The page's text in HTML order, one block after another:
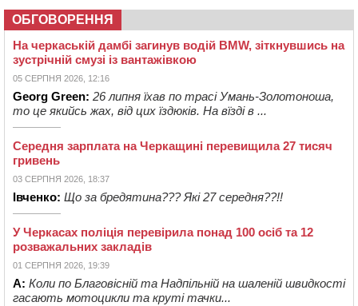
ОБГОВОРЕННЯ
На черкаській дамбі загинув водій BMW, зіткнувшись на
зустрічній смузі із вантажівкою
05 СЕРПНЯ 2026, 12:16
Georg Green: 26 липня їхав по трасі Умань-Золотоноша,
то це якийсь жах, від цих їздюків. На вїзді в ...
Середня зарплата на Черкащині перевищила 27 тисяч
гривень
03 СЕРПНЯ 2026, 18:37
Івченко: Що за бредятина??? Які 27 середня??!!
У Черкасах поліція перевірила понад 100 осіб та 12
розважальних закладів
01 СЕРПНЯ 2026, 19:39
А: Коли по Благовісній та Надпільній на шаленій швидкості
гасають мотоцикли та круті тачки...